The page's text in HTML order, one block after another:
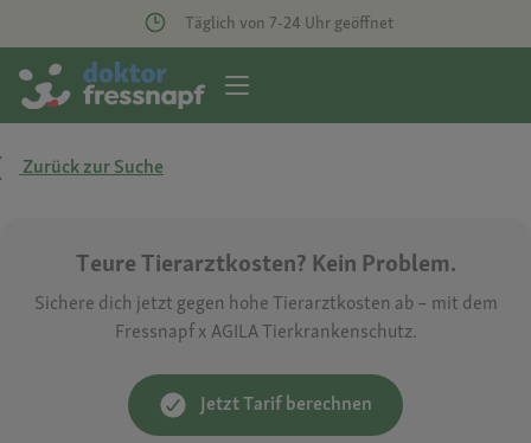
Täglich von 7-24 Uhr geöffnet
Zurück zur Suche
Teure Tierarztkosten? Kein Problem.
Sichere dich jetzt gegen hohe Tierarztkosten ab – mit dem
Fressnapf x AGILA Tierkrankenschutz.
Jetzt Tarif berechnen